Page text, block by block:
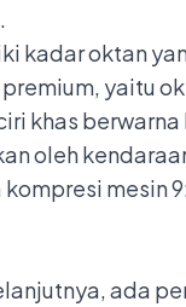
kadar oktan
yaitu
khas berwarna
oleh
mesin
ada